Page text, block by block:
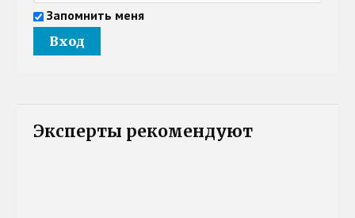
Запомнить меня
Эксперты рекомендуют